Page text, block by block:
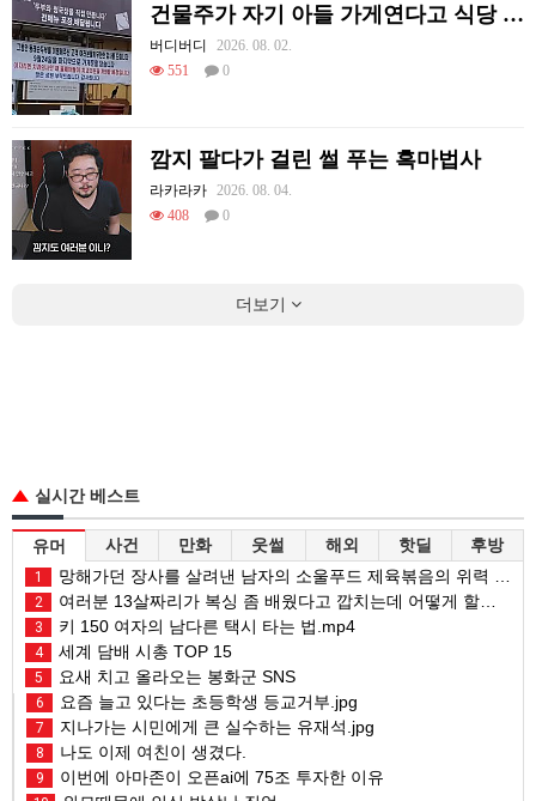
건물주가 자기 아들 가게연다고 식당 폐업시킴
버디버디
2026. 08. 02.
551
0
깜지 팔다가 걸린 썰 푸는 흑마법사
라카라카
2026. 08. 04.
408
0
더보기
실시간 베스트
유머 사건 만화 웃썰 해외 핫딜 후방
1 망해가던 장사를 살려낸 남자의 소울푸드 제육볶음의 위력 ㅋㅋ
2 여러분 13살짜리가 복싱 좀 배웠다고 깝치는데 어떻게 할까요?
3 키 150 여자의 남다른 택시 타는 법.mp4
4 세계 담배 시총 TOP 15
5 요새 치고 올라오는 봉화군 SNS
6 요즘 늘고 있다는 초등학생 등교거부.jpg
7 지나가는 시민에게 큰 실수하는 유재석.jpg
8 나도 이제 여친이 생겼다.
9 이번에 아마존이 오픈ai에 75조 투자한 이유